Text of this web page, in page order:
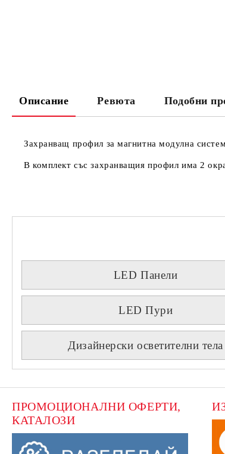
Описание Ревюта Подобни
Захранващ профил за магнитна модулна
В комплект със захранващия профил има 2
LED Панели
LED Пури
Дизайнерски осветителни тела
ПРОМОЦИОНАЛНИ ОФЕРТИ,
КАТАЛОЗИ